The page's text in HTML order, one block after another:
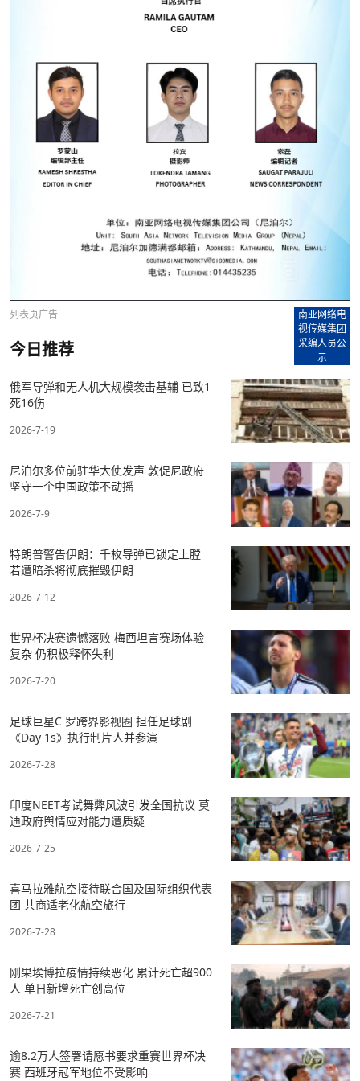
列表页广告
南亚网络电
视传媒集团
采编人员公
示
今日推荐
俄军导弹和无人机大规模袭击基辅 已致1
死16伤
2026-7-19
尼泊尔多位前驻华大使发声 敦促尼政府
坚守一个中国政策不动摇
2026-7-9
特朗普警告伊朗：千枚导弹已锁定上膛
若遭暗杀将彻底摧毁伊朗
2026-7-12
世界杯决赛遗憾落败 梅西坦言赛场体验
复杂 仍积极释怀失利
2026-7-20
足球巨星C 罗跨界影视圈 担任足球剧
《Day 1s》执行制片人并参演
2026-7-28
印度NEET考试舞弊风波引发全国抗议 莫
迪政府舆情应对能力遭质疑
2026-7-25
喜马拉雅航空接待联合国及国际组织代表
团 共商适老化航空旅行
2026-7-28
刚果埃博拉疫情持续恶化 累计死亡超900
人 单日新增死亡创高位
2026-7-21
逾8.2万人签署请愿书要求重赛世界杯决
赛 西班牙冠军地位不受影响